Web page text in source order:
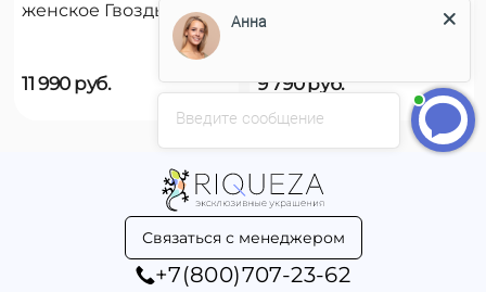
женское Гвоздь
11 990 руб.
UNOde50 Reward
9 790руб.
Связаться с менеджером
+7(800)707-23-62
Введите сообщение
Анна